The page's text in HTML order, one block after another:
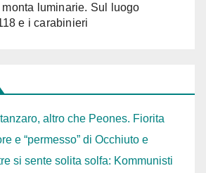
luminarie. Sul luogo
e i carabinieri
altro che Peones. Fiorita
e “permesso” di Occhiuto e
si sente solita solfa: Kommunisti